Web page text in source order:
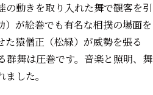
動きを取り入れた舞で観客を引
が絵巻でも有名な相撲の場面を
猿僧正（松緑）が威勢を張る
舞は圧巻です。音楽と照明、舞
した。